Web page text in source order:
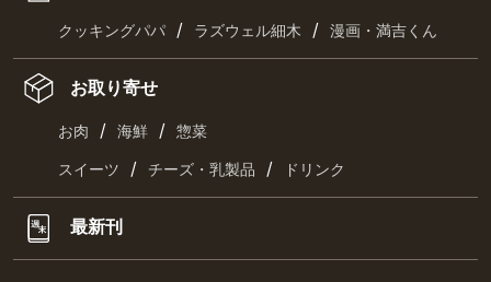
クッキングパパ / ラズウェル細木 / 漫画・満吉くん
お取り寄せ
お肉 / 海鮮 / 惣菜
スイーツ / チーズ・乳製品 / ドリンク
最新刊